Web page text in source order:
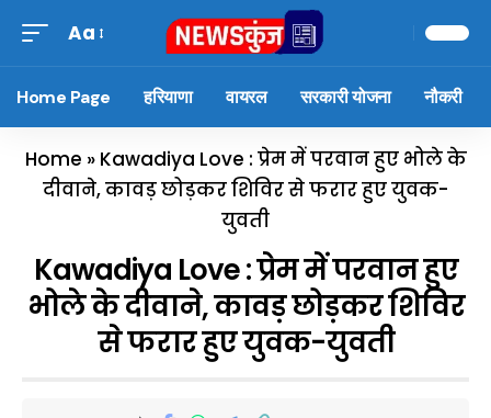
Aa
Home Page हरियाणा वायरल सरकारी योजना नौकरी
Home » Kawadiya Love : प्रेम में परवान हुए भोले के
दीवाने, कावड़ छोड़कर शिविर से फरार हुए युवक-
युवती
Kawadiya Love : प्रेम में परवान हुए
भोले के दीवाने, कावड़ छोड़कर शिविर
से फरार हुए युवक-युवती